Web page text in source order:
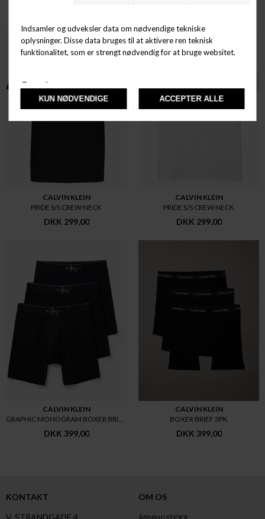
ANDRE KØBTE OGSÅ
CALVIN KLEIN
PRIDE S/S CREW NECK
DKK 299,00
CALVIN KLEIN
PRIDE S/S CREW NECK
DKK 299,00
CALVIN KLEIN
GRAPHIC MONOGRAM BOXER BRIEF 3
DKK 399,00
CALVIN KLEIN
BOXER BRIEF 3PK
DKK 399,00
KONTAKT
OM OS